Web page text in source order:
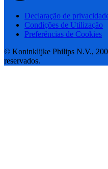
Declaração de
Condições de Utilização
Preferências de Cookies
© Koninklijke Philips N.V.,
reservados.